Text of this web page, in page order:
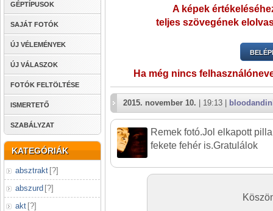
GÉPTÍPUSOK
SAJÁT FOTÓK
ÚJ VÉLEMÉNYEK
ÚJ VÁLASZOK
FOTÓK FELTÖLTÉSE
ISMERTETŐ
SZABÁLYZAT
KATEGÓRIÁK
absztrakt [?]
abszurd [?]
akt [?]
A képek
teljes szövegének
Ha még nincs
2015. november 10. | 19:13 |
Remek fotó.Jol elkapott
fekete fehér is.Gratulálok